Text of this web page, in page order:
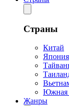
Страны
Китай
Япония
Южная
Жанры